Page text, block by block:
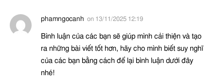
phamngocanh on 13/11/2025 12:19
Bình luận của các bạn sẽ giúp mình cải thiện và tạo
ra những bài viết tốt hơn, hãy cho mình biết suy nghĩ
của các bạn bằng cách để lại bình luận dưới đây
nhé!